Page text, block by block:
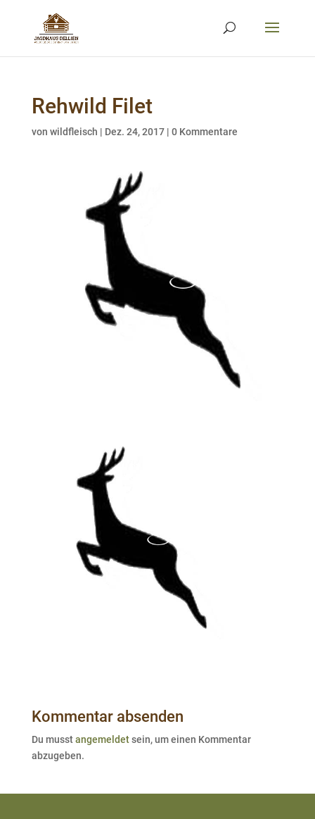
Rehwild Filet
von wildfleisch | Dez. 24, 2017| 0 Kommentare
Kommentar absenden
Du musstangemeldetsein, um einen Kommentar
abzugeben.